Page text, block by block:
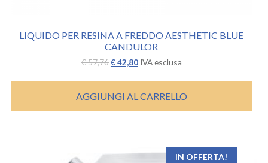
LIQUIDO PER RESINA A FREDDO AESTHETIC BLUE
CANDULOR
€57,76Il
originale
era:
€ 57,76.
€42,80Il
attuale
è:
€ 42,80.
IVA esclusa
AGGIUNGI AL CARRELLO
IN OFFERTA!